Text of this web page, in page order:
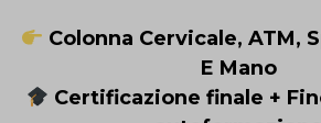
Colonna Cervicale, ATM,
E Mano
Certificazione finale +